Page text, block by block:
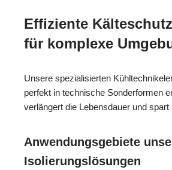
Effiziente
für komplexe
Unsere spezialisierten
perfekt in technische Sonderformen
verlängert die Lebensdauer und spart
Anwendungsgebiete
Isolierungslösungen